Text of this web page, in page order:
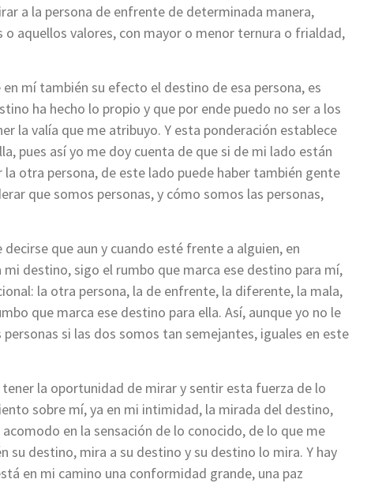
a la persona de enfrente de determinada manera,
aquellos valores, con mayor o menor ternura o frialdad,
mí también su efecto el destino de esa persona, es
ha hecho lo propio y que por ende puedo no ser a los
la valía que me atribuyo. Y esta ponderación establece
pues así yo me doy cuenta de que si de mi lado están
otra persona, de este lado puede haber también gente
que somos personas, y cómo somos las personas,
que aun y cuando esté frente a alguien, en
destino, sigo el rumbo que marca ese destino para mí,
la otra persona, la de enfrente, la diferente, la mala,
que marca ese destino para ella. Así, aunque yo no le
si las dos somos tan semejantes, iguales en este
la oportunidad de mirar y sentir esta fuerza de lo
sobre mí, ya en mi intimidad, la mirada del destino,
en la sensación de lo conocido, de lo que me
su destino, mira a su destino y su destino lo mira. Y hay
en mi camino una conformidad grande, una paz